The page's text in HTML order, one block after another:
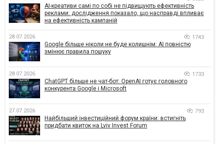
AI-креативи самі по собі не підвищують ефективність
реклами: дослідження показало, що насправді впливає
на ефективність кампаній
28.07.2026 1743
Google більше ніколи не буде колишнім: AI повністю
змінює правила пошуку
28.07.2026 1733
ChatGPT більше не чат-бот: OpenAI готує головного
конкурента Google і Microsoft
27.07.2026 793
Найбільший інвестиційний форум країни: встигніть
придбати квиток на Lviv Invest Forum